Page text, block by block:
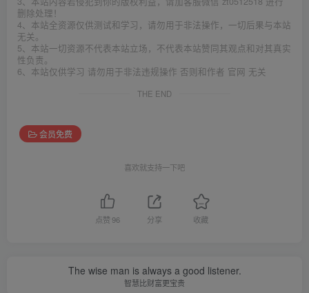
删除处理！
4、本站全资源仅供测试和学习，请勿用于非法操作，一切后果与本站
无关。
5、本站一切资源不代表本站立场，不代表本站赞同其观点和对其真实
性负责。
6、本站仅供学习 请勿用于非法违规操作 否则和作者 官网 无关
THE END
会员免费
喜欢就支持一下吧
点赞96 分享 收藏
The wise man is always a good listener.
智慧比财富更宝贵